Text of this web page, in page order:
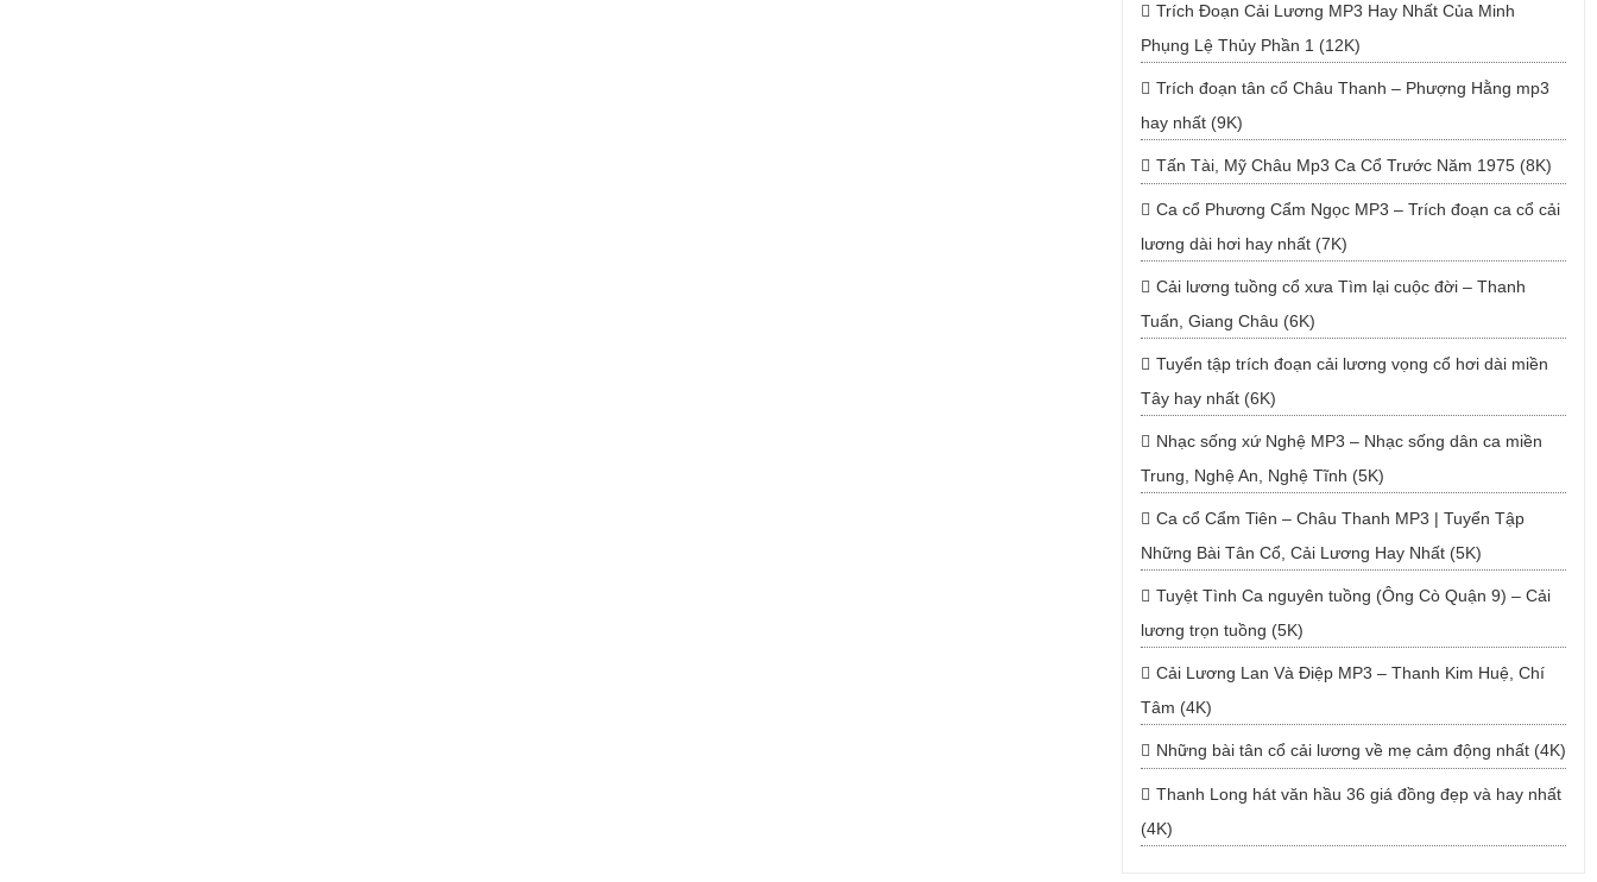
Trích Đoạn Cải Lương MP3 Hay Nhất Của Minh
Phụng Lệ Thủy Phần 1 (12K)
Trích đoạn tân cổ Châu Thanh – Phượng Hằng mp3
hay nhất (9K)
Tấn Tài, Mỹ Châu Mp3 Ca Cổ Trước Năm 1975 (8K)
Ca cổ Phương Cẩm Ngọc MP3 – Trích đoạn ca cổ cải
lương dài hơi hay nhất (7K)
Cải lương tuồng cổ xưa Tìm lại cuộc đời – Thanh
Tuấn, Giang Châu (6K)
Tuyển tập trích đoạn cải lương vọng cổ hơi dài miền
Tây hay nhất (6K)
Nhạc sống xứ Nghệ MP3 – Nhạc sống dân ca miền
Trung, Nghệ An, Nghệ Tĩnh (5K)
Ca cổ Cẩm Tiên – Châu Thanh MP3 | Tuyển Tập
Những Bài Tân Cổ, Cải Lương Hay Nhất (5K)
Tuyệt Tình Ca nguyên tuồng (Ông Cò Quận 9) – Cải
lương trọn tuồng (5K)
Cải Lương Lan Và Điệp MP3 – Thanh Kim Huệ, Chí
Tâm (4K)
Những bài tân cổ cải lương về mẹ cảm động nhất (4K)
Thanh Long hát văn hầu 36 giá đồng đẹp và hay nhất
(4K)